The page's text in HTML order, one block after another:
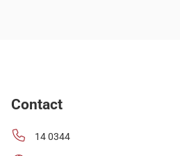
Contact
14 0344